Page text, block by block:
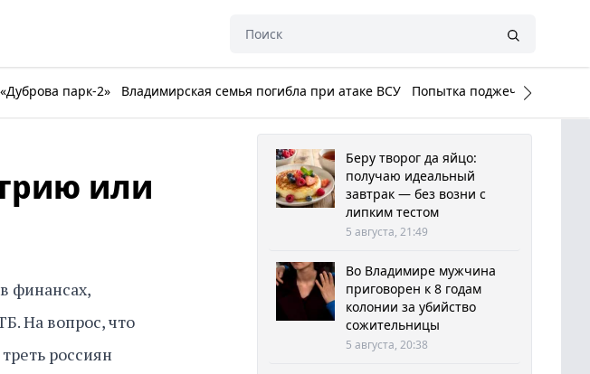
парк-2» Владимирская семья погибла при атаке ВСУ Попытка поджечь Белый
или
финансах,
На вопрос, что
россиян
Беру творог да яйцо:
получаю идеальный
завтрак — без возни с
липким тестом
5 августа, 21:49
Во Владимире мужчина
приговорен к 8 годам
колонии за убийство
сожительницы
5 августа, 20:38